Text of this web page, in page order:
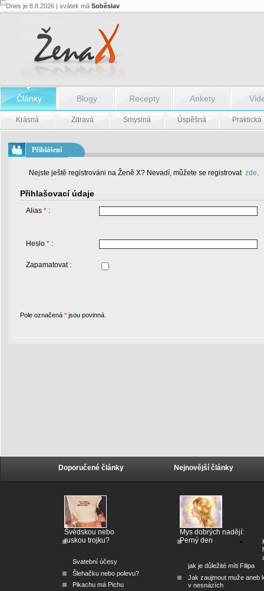
Dnes je 8.8.2026 | svátek má Soběslav
Články Blogy Recepty Ankety
Krásná Zdravá Smyslná Úspěšná Praktická
Přihlášení
Nejste ještě registrováni na Ženě X? Nevadí, můžete se registrovat zde.
Přihlašovací údaje
Alias * :
Heslo * :
Zapamatovat :
Pole označená * jsou povinná.
Doporučené články
Švédskou nebo
ruskou trojku?
Svatební účesy
Šlehačku nebo polevu?
Pikachu má Pichu
Nejnovější články
Mys dobrých nadějí:
Perný den
jak je důležité míti Filipa
Jak zaujmout muže aneb
v nesnázích